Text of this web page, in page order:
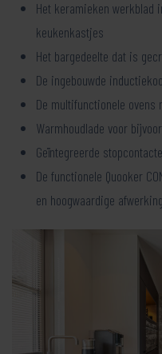
Het keramieken werkblad
keukenkastjes
Het bargedeelte dat is
De ingebouwde
De multifunctionele
Warmhoudlade voor
Geïntegreerde
De functionele Quooker
en hoogwaardige